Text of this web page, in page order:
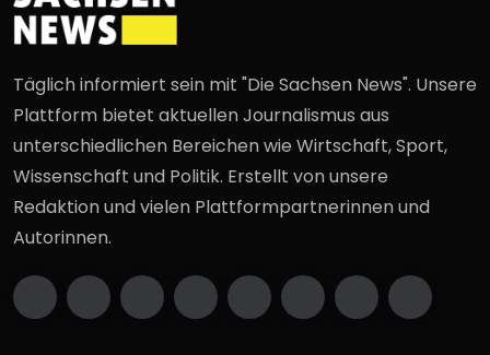
Täglich informiert sein mit "Die Sachsen News". Unsere
Plattform bietet aktuellen Journalismus aus
unterschiedlichen Bereichen wie Wirtschaft, Sport,
Wissenschaft und Politik. Erstellt von unsere
Redaktion und vielen Plattformpartnerinnen und
Autorinnen.